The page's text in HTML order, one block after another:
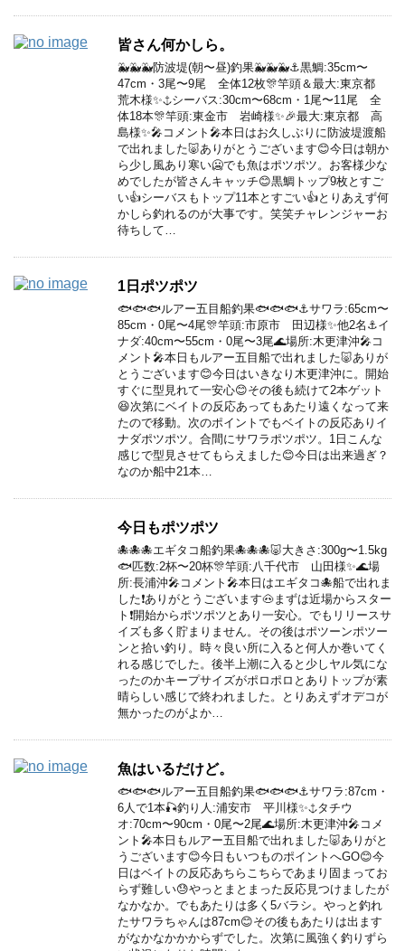
皆さん何かしら。
🐳🐳🐳防波堤(朝〜昼)釣果🐳🐳🐳⚓️黒鯛:35cm〜
47cm・3尾〜9尾 全体12枚🎊竿頭＆最大:東京都
荒木様✨⚓️シーバス:30cm〜68cm・1尾〜11尾 全
体18本🎊竿頭:東金市 岩崎様✨🎉最大:東京都 高
島様✨🎤コメント🎤本日はお久しぶりに防波堤渡船
で出れました🐷ありがとうございます😊今日は朝か
ら少し風あり寒い🥶でも魚はポツポツ。お客様少な
めでしたが皆さんキャッチ😊黒鯛トップ9枚とすご
い👍シーバスもトップ11本とすごい👍とりあえず何
かしら釣れるのが大事です。笑笑チャレンジャーお
待ちして…
1日ポツポツ
🐟🐟🐟ルアー五目船釣果🐟🐟🐟⚓️サワラ:65cm〜
85cm・0尾〜4尾🎊竿頭:市原市 田辺様✨他2名⚓️イ
ナダ:40cm〜55cm・0尾〜3尾🌊場所:木更津沖🎤コ
メント🎤本日もルアー五目船で出れました🐷ありが
とうございます😊今日はいきなり木更津沖に。開始
すぐに型見れて一安心😊その後も続けて2本ゲット
😆次第にベイトの反応あってもあたり遠くなって来
たので移動。次のポイントでもベイトの反応ありイ
ナダポツポツ。合間にサワラポツポツ。1日こんな
感じで型見させてもらえました😊今日は出来過ぎ？
なのか船中21本…
今日もポツポツ
🐙🐙🐙エギタコ船釣果🐙🐙🐙🐷大きさ:300g〜1.5kg
🐟匹数:2杯〜20杯🎊竿頭:八千代市 山田様✨🌊場
所:長浦沖🎤コメント🎤本日はエギタコ🐙船で出れま
した❗️ありがとうございます🐽まずは近場からスター
ト❗️開始からポツポツとあり一安心。でもリリースサ
イズも多く貯まりません。その後はポツーンポツー
ンと拾い釣り。時々良い所に入ると何人か巻いてく
れる感じでした。後半上潮に入ると少しヤル気にな
ったのかキープサイズがポロポロとありトップが素
晴らしい感じで終われました。とりあえずオデコが
無かったのがよか…
魚はいるだけど。
🐟🐟🐟ルアー五目船釣果🐟🐟🐟⚓️サワラ:87cm・
6人で1本🎣釣り人:浦安市 平川様✨⚓️タチウ
オ:70cm〜90cm・0尾〜2尾🌊場所:木更津沖🎤コメ
ント🎤本日もルアー五目船で出れました🐷ありがと
うございます😊今日もいつものポイントへGO😊今
日はベイトの反応あちらこちらであまり固まってお
らず難しい😓やっとまとまった反応見つけましたが
なかなか。でもあたりは多く5バラシ。やっと釣れ
たサワラちゃんは87cm😊その後もあたりは出ます
がなかなかかからずでした。次第に風強く釣りずら